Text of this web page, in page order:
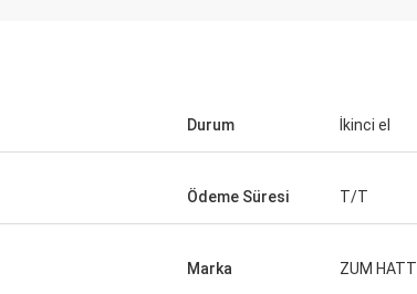
Durum İkinci el
Ödeme Süresi T/T
Marka ZUM HATTI